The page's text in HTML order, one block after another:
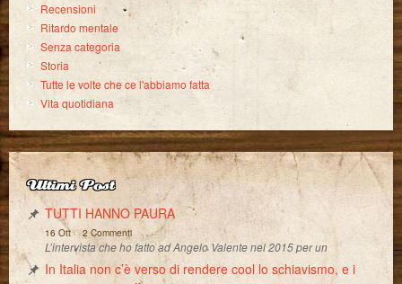
Recensioni
Ritardo mentale
Senza categoria
Storia
Tutte le volte che ce l'abbiamo fatta
Vita quotidiana
Ultimi Post
TUTTI HANNO PAURA
16 Ott-2 Commenti
L’intervista che ho fatto ad Angelo Valente nel 2015 per un
In Italia non c’è verso di rendere cool lo schiavismo, e i